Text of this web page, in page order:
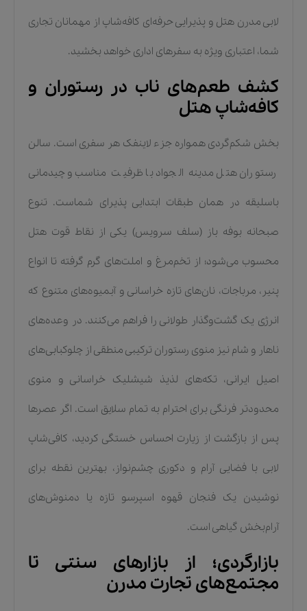
لابی مدرن هتل و پذیرایی حرفه‌ای کافه‌شاپ از مهمانان تجاری
شما، اعتباری ویژه به سفرهای اداری خواهد بخشید.
کشف طعم‌های ناب در رستوران و
کافه‌شاپ هتل
بخش شکم‌گردی همواره جزء لاینفک هر سفری است. سالن
رستوران هتل مدینه الجواد با ظرفیت مناسب و چیدمانی
باسلیقه در همان طبقات ابتدایی پذیرای شماست. تنوع
صبحانه بوفه باز (سلف سرویس) یکی از نقاط قوت هتل
محسوب می‌شود؛ از تخم‌مرغ و املت‌های گرم گرفته تا انواع
پنیر، مرباجات، نان‌های تازه خراسانی و آبمیوه‌های متنوع که
انرژی یک گشت‌وگذار طولانی را فراهم می‌کنند. در وعده‌های
ناهار و شام نیز منوی رستوران ترکیبی منطقی از چلوکبابی‌های
اصیل ایرانی، تکه‌های لذیذ شیشلیک خراسانی و منوی
محدودتر فرنگی برای احترام به تمام سلایق است. اگر عصرها
پس از بازگشت از زیارت احساس خستگی کردید، کافی‌شاپ
لابی با فضایی آرام و دکوری چشم‌نواز، بهترین نقطه برای
نوشیدن یک فنجان قهوه اسپرسو تازه یا دمنوش‌های
آرام‌بخش گیاهی است.
بازارگردی؛ از بازارهای سنتی تا
مجتمع‌های تجارت مدرن